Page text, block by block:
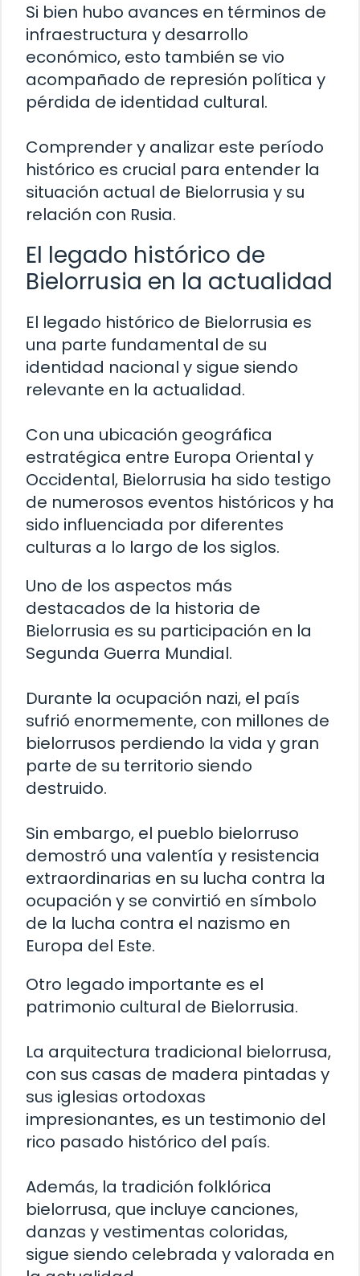
Si bien hubo avances en términos de
infraestructura y desarrollo
económico, esto también se vio
acompañado de represión política y
pérdida de identidad cultural.
Comprender y analizar este período
histórico es crucial para entender la
situación actual de Bielorrusia y su
relación con Rusia.
El legado histórico de
Bielorrusia en la actualidad
El legado histórico de Bielorrusia es
una parte fundamental de su
identidad nacional y sigue siendo
relevante en la actualidad.
Con una ubicación geográfica
estratégica entre Europa Oriental y
Occidental, Bielorrusia ha sido testigo
de numerosos eventos históricos y ha
sido influenciada por diferentes
culturas a lo largo de los siglos.
Uno de los aspectos más
destacados de la historia de
Bielorrusia es su participación en la
Segunda Guerra Mundial.
Durante la ocupación nazi, el país
sufrió enormemente, con millones de
bielorrusos perdiendo la vida y gran
parte de su territorio siendo
destruido.
Sin embargo, el pueblo bielorruso
demostró una valentía y resistencia
extraordinarias en su lucha contra la
ocupación y se convirtió en símbolo
de la lucha contra el nazismo en
Europa del Este.
Otro legado importante es el
patrimonio cultural de Bielorrusia.
La arquitectura tradicional bielorrusa,
con sus casas de madera pintadas y
sus iglesias ortodoxas
impresionantes, es un testimonio del
rico pasado histórico del país.
Además, la tradición folklórica
bielorrusa, que incluye canciones,
danzas y vestimentas coloridas,
sigue siendo celebrada y valorada en